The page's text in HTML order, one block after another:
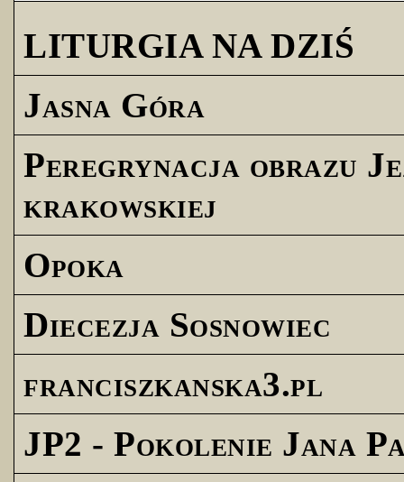
LITURGIA NA DZIŚ
Jasna Góra
Peregrynacja obrazu
krakowskiej
Opoka
Diecezja Sosnowiec
franciszkanska3.pl
JP2 - Pokolenie Jana